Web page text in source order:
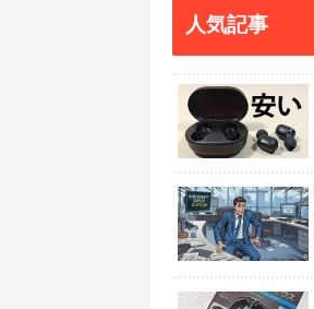
人気記事